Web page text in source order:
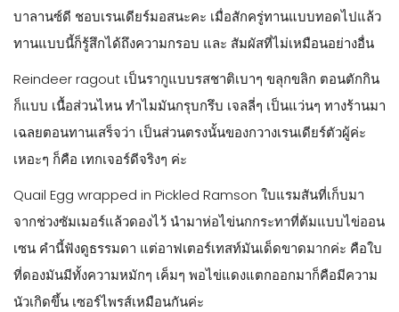
บาลานซ์ดี ชอบเรนเดียร์มอสนะคะ เมื่อสักครู่ทานแบบทอดไปแล้ว
ทานแบบนี้ก็รู้สึกได้ถึงความกรอบ และ สัมผัสที่ไม่เหมือนอย่างอื่น
Reindeer ragout เป็นรากูแบบรสชาติเบาๆ ขลุกขลิก ตอนตักกิน
ก็แบบ เนื้อส่วนไหน ทำไมมันกรุบกรึบ เจลลี่ๆ เป็นแว่นๆ ทางร้านมา
เฉลยตอนทานเสร็จว่า เป็นส่วนตรงนั้นของกวางเรนเดียร์ตัวผู้ค่ะ
เหอะๆ ก็คือ เทกเจอร์ดีจริงๆ ค่ะ
Quail Egg wrapped in Pickled Ramson ใบแรมสันที่เก็บมา
จากช่วงซัมเมอร์แล้วดองไว้ นำมาห่อไข่นกกระทาที่ต้มแบบไข่ออน
เซน คำนี้ฟังดูธรรมดา แต่อาฟเตอร์เทสท์มันเด็ดขาดมากค่ะ คือใบ
ที่ดองมันมีทั้งความหมักๆ เค็มๆ พอไข่แดงแตกออกมาก็คือมีความ
นัวเกิดขึ้น เซอร์ไพรส์เหมือนกันค่ะ